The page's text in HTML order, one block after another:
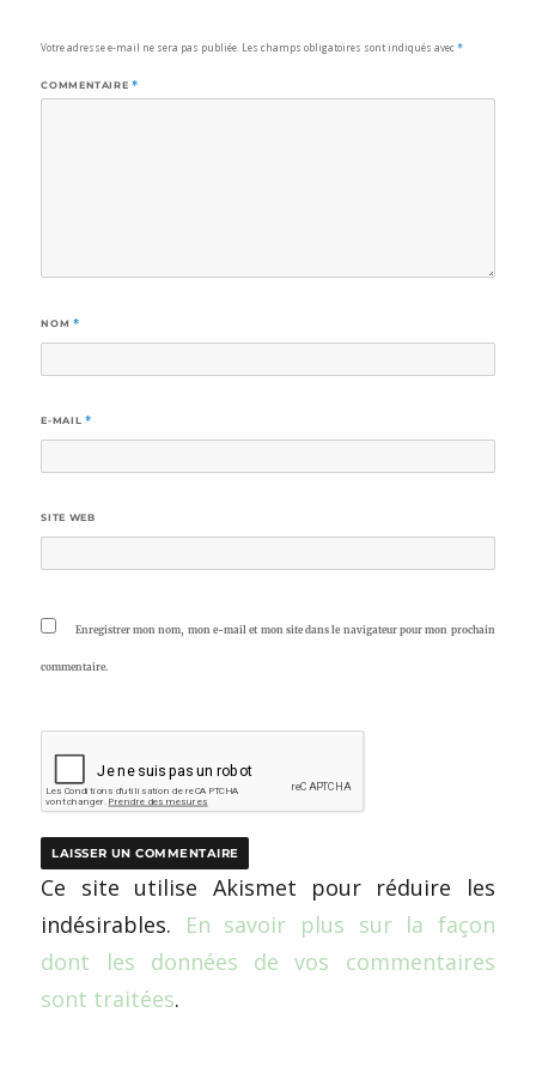
Votre adresse e-mail ne sera pas publiée. Les champs obligatoires sont indiqués avec*
COMMENTAIRE *
NOM *
E-MAIL *
SITE WEB
Enregistrer mon nom, mon e-mail et mon site dans le navigateur pour mon prochain
commentaire.
Ce site utilise Akismet pour réduire les
indésirables. En savoir plus sur la façon
dont les données de vos commentaires
sont traitées.